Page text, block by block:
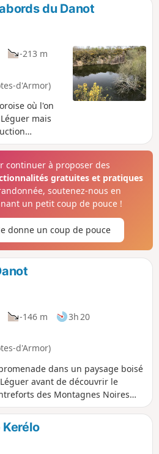
du Danot
-213 m
d'Armor)
où l'on
mais
raccourci
continuer à proposer des
gratuites et pratiques
soutenez-nous en
un petit coup de pouce !
donne un coup de pouce
-146 m
3h 20
d'Armor)
dans un paysage boisé
avant de découvrir le
des Montagnes Noires